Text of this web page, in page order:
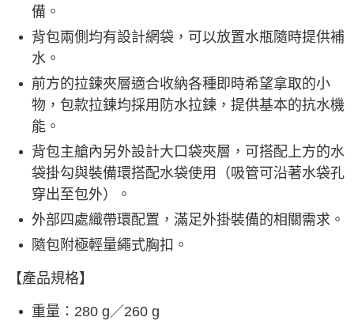
備。
背包兩側均有設計網袋，可以放置水瓶隨時提供補
水。
前方的拉鍊夾層適合收納各種即時希望拿取的小
物，包款拉鍊均採用防水拉鍊，提供基本的抗水機
能。
背包主艙內另外設計大口袋夾層，可搭配上方的水
袋掛勾與裝備環搭配水袋使用（吸管可沿著水袋孔
穿出至包外）。
外部四處織帶環配置，滿足外掛裝備的相關需求。
隨包附極輕量繩式胸扣。
【產品規格】
重量：280 g／260 g